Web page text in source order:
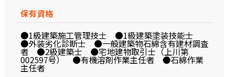
保有資格
●1級建築施工管理技士 ●1級建築塗装技能士
●外装劣化診断士 ●一般建築物石綿含有建材調査
者 ●2級建築士 ●宅地建物取引士（上川第
002597号） ●有機溶剤作業主任者 ●石綿作業
主任者